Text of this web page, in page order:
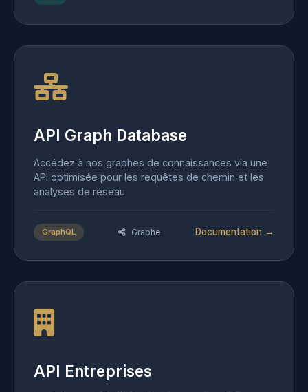
API Graph Database
Accédez à nos graphes de connaissances via une
API optimisée pour les requêtes de chemin et les
analyses de réseau.
GraphQL Graphe Documentation →
API Entreprises